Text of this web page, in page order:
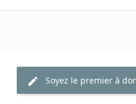
Soyez le premier à